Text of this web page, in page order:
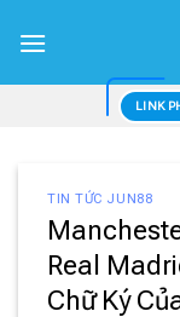
qua
LINK
TIN TỨC JUN88
Real
Chữ Ký